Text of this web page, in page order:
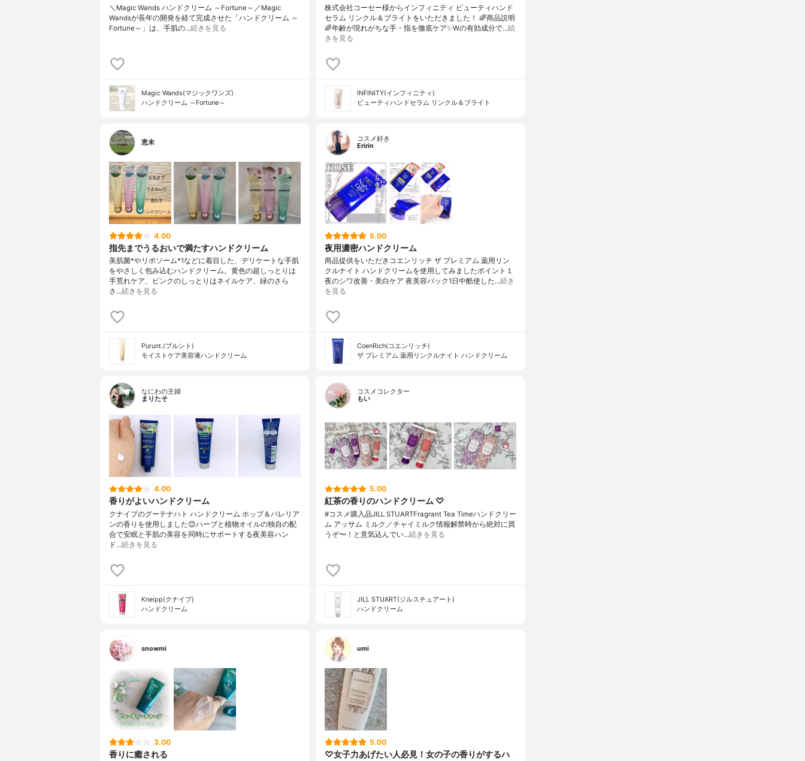
＼Magic Wands ハンドクリーム ～Fortune～／Magic
Wandsが長年の開発を経て完成させた「ハンドクリーム ～
Fortune～」は、手肌の…続きを見る
Magic Wands(マジックワンズ)
ハンドクリーム ～Fortune～
株式会社コーセー様からインフィニティ ビューティハンド
セラム リンクル＆ブライトをいただきました！ 🌈商品説明
🌈年齢が現れがちな手・指を徹底ケア✨Wの有効成分で…続
きを見る
INFINITY(インフィニティ)
ビューティハンドセラム リンクル＆ブライト
恵未
4.00
指先までうるおいで満たすハンドクリーム
美肌菌*やリポソーム*1などに着目した、デリケートな手肌
をやさしく包み込むハンドクリーム。黄色の超しっとりは
手荒れケア、ピンクのしっとりはネイルケア、緑のさら
さ…続きを見る
Purunt.(プルント)
モイストケア美容液ハンドクリーム
コスメ好き
Eririn
5.00
夜用濃密ハンドクリーム
商品提供をいただきコエンリッチ ザ プレミアム 薬用リン
クルナイト ハンドクリームを使用してみましたポイント１
夜のシワ改善・美白ケア 夜美容パック1日中酷使した…続き
を見る
CoenRich(コエンリッチ)
ザ プレミアム 薬用リンクルナイト ハンドクリーム
なにわの主婦
まりたそ
4.00
香りがよいハンドクリーム
クナイプのグーテナハト ハンドクリーム ホップ＆バレリア
ンの香りを使用しました😊ハーブと植物オイルの独自の配
合で安眠と手肌の美容を同時にサポートする夜美容ハン
ド…続きを見る
Kneipp(クナイプ)
ハンドクリーム
コスメコレクター
もい
5.00
紅茶の香りのハンドクリーム ♡
#コスメ購入品JILL STUARTFragrant Tea Timeハンドクリー
ム アッサム ミルク／チャイミルク情報解禁時から絶対に買
うぞ〜！と意気込んでい…続きを見る
JILL STUART(ジルスチュアート)
ハンドクリーム
snowmi
3.00
香りに癒される
umi
5.00
♡女子力あげたい人必見！女の子の香りがするハ